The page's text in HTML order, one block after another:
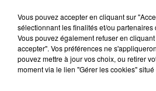
A LA UNE
Vous pouvez accepter en cliquant sur
sélectionnant les finalités et/ou partenaires
Vous pouvez également refuser en
accepter". Vos préférences ne
pouvez mettre à jour vos choix, ou retirer
moment via le lien "Gérer les cookies"